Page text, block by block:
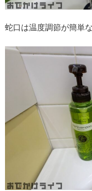
蛇口は温度調節が簡単